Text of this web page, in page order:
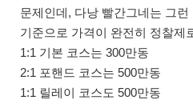
문제인데, 다낭 빨간그네는 그
기준으로 가격이 완전히 정찰제
1:1 기본 코스는 300만동
2:1 포핸드 코스는 500만동
1:1 릴레이 코스도 500만동